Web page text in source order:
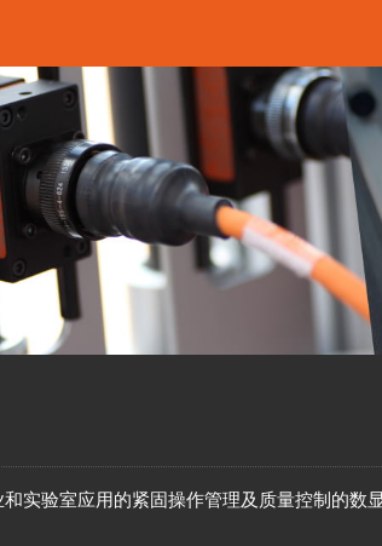
实验室应用的紧固操作管理及质量控制的